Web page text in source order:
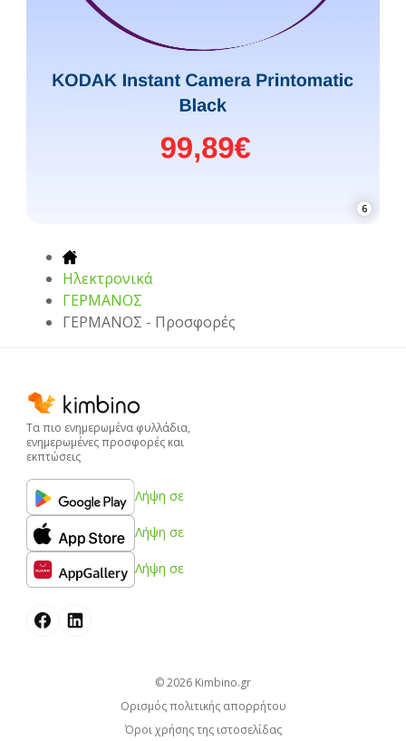
6
Hλεκτρονικά
ΓΕΡΜΑΝΟΣ
ΓΕΡΜΑΝΟΣ - Προσφορές
Τα πιο ενημερωμένα φυλλάδια,
ενημερωμένες προσφορές και
εκπτώσεις
Λήψη σε
Λήψη σε
Λήψη σε
© 2026
kimbino.gr
Ορισμός πολιτικής απορρήτου
Όροι χρήσης της ιστοσελίδας